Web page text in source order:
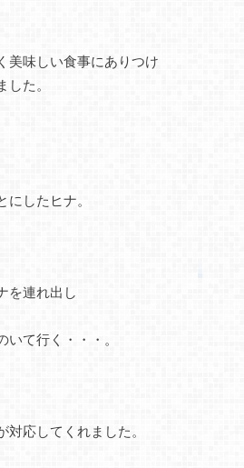
美味しい食事にありつけ
た。
したヒナ。
を連れ出し
て行く・・・。
応してくれました。